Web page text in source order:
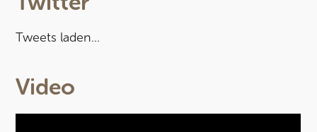
Tweets laden...
Video